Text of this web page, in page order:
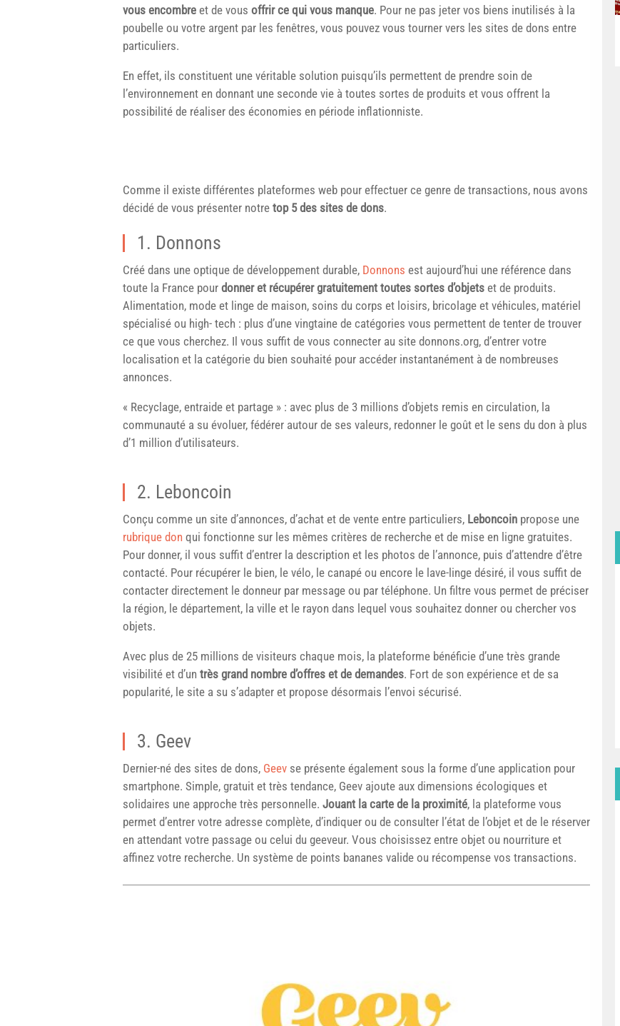
vous encombre et de vous offrir ce qui vous manque. Pour ne pas jeter vos biens inutilisés à la
poubelle ou votre argent par les fenêtres, vous pouvez vous tourner vers les sites de dons entre
particuliers.
En effet, ils constituent une véritable solution puisqu’ils permettent de prendre soin de
l’environnement en donnant une seconde vie à toutes sortes de produits et vous offrent la
possibilité de réaliser des économies en période inflationniste.
Comme il existe différentes plateformes web pour effectuer ce genre de transactions, nous avons
décidé de vous présenter notre top 5 des sites de dons.
1. Donnons
Créé dans une optique de développement durable, Donnons est aujourd’hui une référence dans
toute la France pour donner et récupérer gratuitement toutes sortes d’objets et de produits.
Alimentation, mode et linge de maison, soins du corps et loisirs, bricolage et véhicules, matériel
spécialisé ou high- tech : plus d’une vingtaine de catégories vous permettent de tenter de trouver
ce que vous cherchez. Il vous suffit de vous connecter au site donnons.org, d’entrer votre
localisation et la catégorie du bien souhaité pour accéder instantanément à de nombreuses
annonces.
« Recyclage, entraide et partage » : avec plus de 3 millions d’objets remis en circulation, la
communauté a su évoluer, fédérer autour de ses valeurs, redonner le goût et le sens du don à plus
d’1 million d’utilisateurs.
2. Leboncoin
Conçu comme un site d’annonces, d’achat et de vente entre particuliers, Leboncoin propose une
rubrique don qui fonctionne sur les mêmes critères de recherche et de mise en ligne gratuites.
Pour donner, il vous suffit d’entrer la description et les photos de l’annonce, puis d’attendre d’être
contacté. Pour récupérer le bien, le vélo, le canapé ou encore le lave-linge désiré, il vous suffit de
contacter directement le donneur par message ou par téléphone. Un filtre vous permet de préciser
la région, le département, la ville et le rayon dans lequel vous souhaitez donner ou chercher vos
objets.
Avec plus de 25 millions de visiteurs chaque mois, la plateforme bénéficie d’une très grande
visibilité et d’un très grand nombre d’offres et de demandes. Fort de son expérience et de sa
popularité, le site a su s’adapter et propose désormais l’envoi sécurisé.
3. Geev
Dernier-né des sites de dons, Geev se présente également sous la forme d’une application pour
smartphone. Simple, gratuit et très tendance, Geev ajoute aux dimensions écologiques et
solidaires une approche très personnelle. Jouant la carte de la proximité, la plateforme vous
permet d’entrer votre adresse complète, d’indiquer ou de consulter l’état de l’objet et de le réserver
en attendant votre passage ou celui du geeveur. Vous choisissez entre objet ou nourriture et
affinez votre recherche. Un système de points bananes valide ou récompense vos transactions.